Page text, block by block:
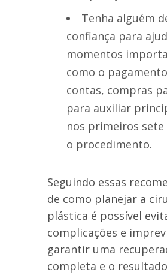
Tenha alguém
confiança para
momentos
como o
contas, compras
para auxiliar
nos primeiros sete
o procedimento.
Seguindo essas
de como planejar a
plástica é possível
complicações e
garantir uma
completa e o resultado